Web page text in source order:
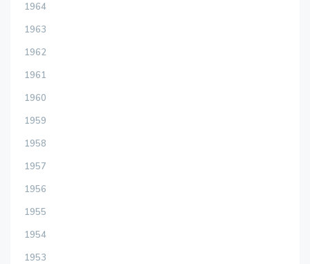
1964
1963
1962
1961
1960
1959
1958
1957
1956
1955
1954
1953